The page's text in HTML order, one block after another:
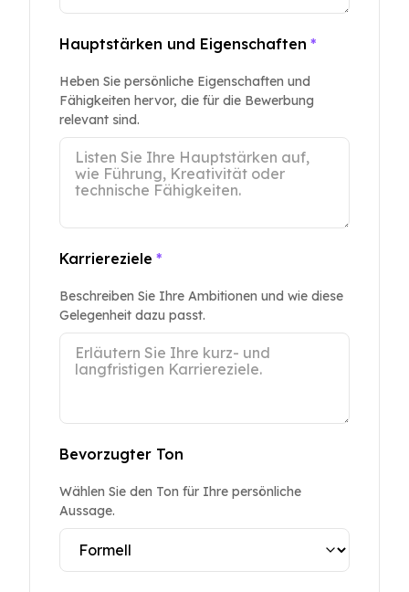
Hauptstärken und Eigenschaften *
Heben Sie persönliche Eigenschaften und
Fähigkeiten hervor, die für die Bewerbung
relevant sind.
Karriereziele *
Beschreiben Sie Ihre Ambitionen und wie diese
Gelegenheit dazu passt.
Bevorzugter Ton
Wählen Sie den Ton für Ihre persönliche
Aussage.